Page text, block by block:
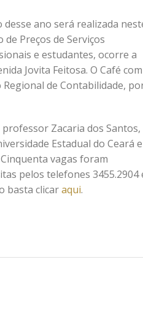
ano será realizada
Preços de Serviços
e estudantes, ocorre a
Jovita Feitosa. O Café com
de Contabilidade,
Zacaria dos Santos,
Estadual do Ceará e
vagas foram
pelos telefones 3455.2904
basta clicaraqui.